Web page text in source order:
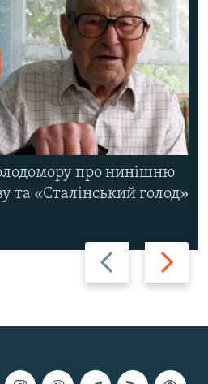
Назад Вперед
про нинішню
та «Сталінський голод»